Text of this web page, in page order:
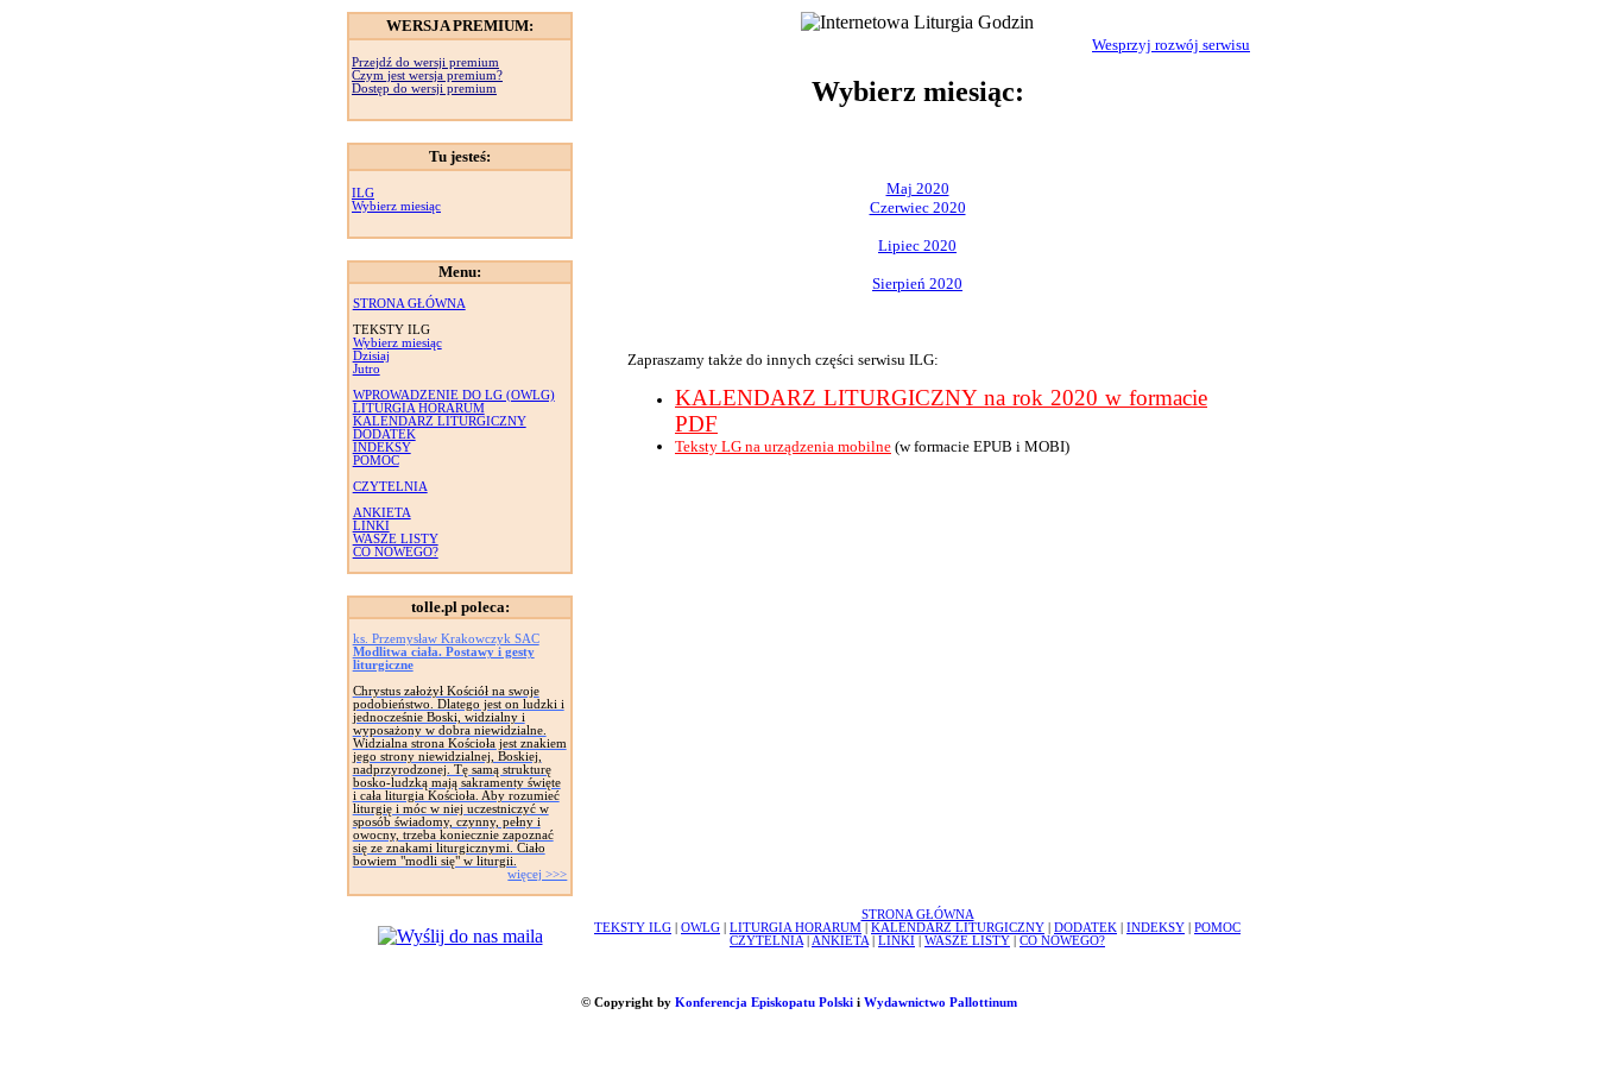
WERSJA PREMIUM:
Przejdź do wersji premium
Czym jest wersja premium?
Dostęp do wersji premium
Tu jesteś:
ILG
Wybierz miesiąc
Menu:
STRONA GŁÓWNA
TEKSTY ILG
Wybierz miesiąc
Dzisiaj
Jutro
WPROWADZENIE DO LG (OWLG)
LITURGIA HORARUM
KALENDARZ LITURGICZNY
DODATEK
INDEKSY
POMOC
CZYTELNIA
ANKIETA
LINKI
WASZE LISTY
CO NOWEGO?
tolle.pl poleca:
ks. Przemysław Krakowczyk SAC
Modlitwa ciała. Postawy i gesty
liturgiczne
Chrystus założył Kościół na swoje
podobieństwo. Dlatego jest on ludzki i
jednocześnie Boski, widzialny i
wyposażony w dobra niewidzialne.
Widzialna strona Kościoła jest znakiem
jego strony niewidzialnej, Boskiej,
nadprzyrodzonej. Tę samą strukturę
bosko-ludzką mają sakramenty święte
i cała liturgia Kościoła. Aby rozumieć
liturgię i móc w niej uczestniczyć w
sposób świadomy, czynny, pełny i
owocny, trzeba koniecznie zapoznać
się ze znakami liturgicznymi. Ciało
bowiem "modli się" w liturgii.
więcej >>>
Wesprzyj rozwój serwisu
Wybierz miesiąc:
Maj 2020
Czerwiec 2020
Lipiec 2020
Sierpień 2020
Zapraszamy także do innych części serwisu ILG:
KALENDARZ LITURGICZNY na rok 2020 w formacie
PDF
Teksty LG na urządzenia mobilne (w formacie EPUB i MOBI)
STRONA GŁÓWNA
TEKSTY ILG
OWLG LITURGIA HORARUM KALENDARZ LITURGICZNY DODATEK INDEKSY
POMOC
CZYTELNIA
ANKIETA LINKI WASZE LISTY CO NOWEGO?
© Copyright by Konferencja Episkopatu Polskii Wydawnictwo Pallottinum